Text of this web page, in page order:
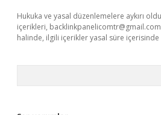
Hukuka ve yasal düzenlemelere aykırı
içerikleri, backlinkpanelicomtr@gmail.com
halinde, ilgili içerikler yasal süre içerisinde